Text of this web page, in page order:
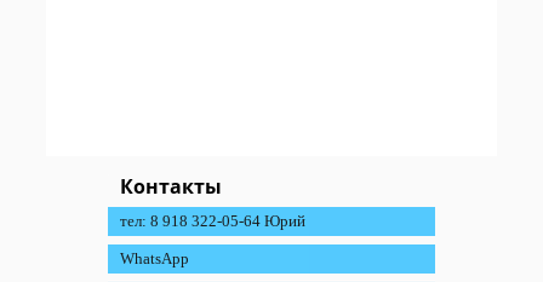
Контакты
тел: 8 918 322-05-64 Юрий
WhatsApp